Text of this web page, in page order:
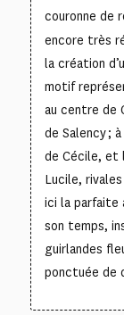
couronne de
encore très
la création
motif
au centre de
de Salency ;
de Cécile, et
Lucile,
ici la parfaite
son temps,
guirlandes
ponctuée de